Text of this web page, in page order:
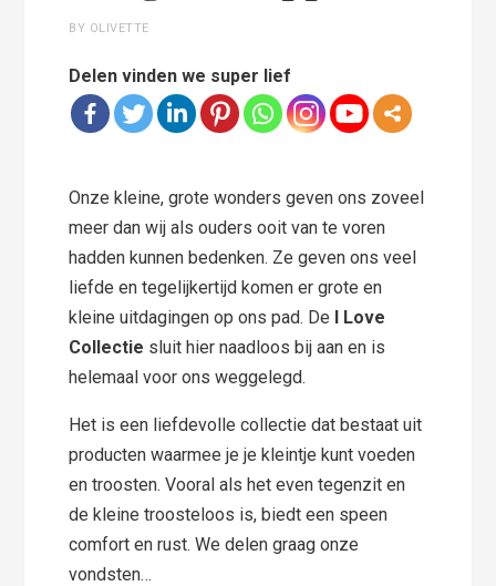
BY OLIVETTE
Delen vinden we super lief
Onze kleine, grote wonders geven ons zoveel
meer dan wij als ouders ooit van te voren
hadden kunnen bedenken. Ze geven ons veel
liefde en tegelijkertijd komen er grote en
kleine uitdagingen op ons pad. De I Love
Collectie sluit hier naadloos bij aan en is
helemaal voor ons weggelegd.
Het is een liefdevolle collectie dat bestaat uit
producten waarmee je je kleintje kunt voeden
en troosten. Vooral als het even tegenzit en
de kleine troosteloos is, biedt een speen
comfort en rust. We delen graag onze
vondsten…